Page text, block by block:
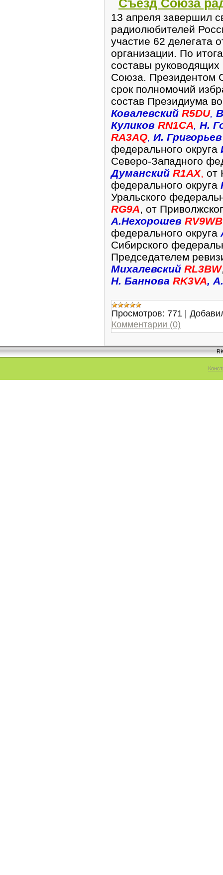
Съезд Союза
13 апреля завершил
радиолюбителей
участие 62 делегата
организации. По
составы
Союза. Президентом
срок полномочий
состав Президиума
Ковалевский R5DU,
Куликов RN1CA, Н.
RA3AQ, И.
федерального округа
Cеверо-Западного
Думанский R1AX, от
федерального округа
Уральского
RG9A, от
А.Нехорошев RV9WB
федерального округа
Сибирского
Председателем
Михалевский RL3BW
Н. Баннова RK3VA,
Просмотров: 771 |
Комментарии (0)